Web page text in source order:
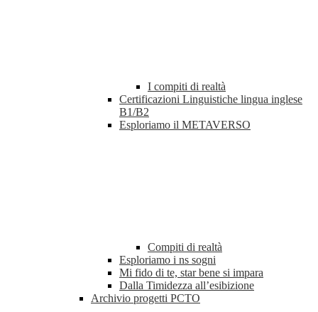
I compiti di realtà
Certificazioni Linguistiche lingua inglese
B1/B2
Esploriamo il METAVERSO
Compiti di realtà
Esploriamo i ns sogni
Mi fido di te, star bene si impara
Dalla Timidezza all’esibizione
Archivio progetti PCTO